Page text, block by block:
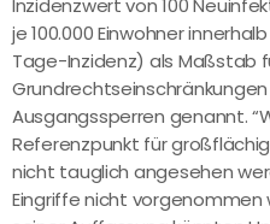
Inzidenzwert von 100
je 100.000 Einwohner
Tage-Inzidenz) als Maßstab
Ausgangssperren genannt.
Referenzpunkt für
nicht tauglich angesehen
Eingriffe nicht vorgenommen